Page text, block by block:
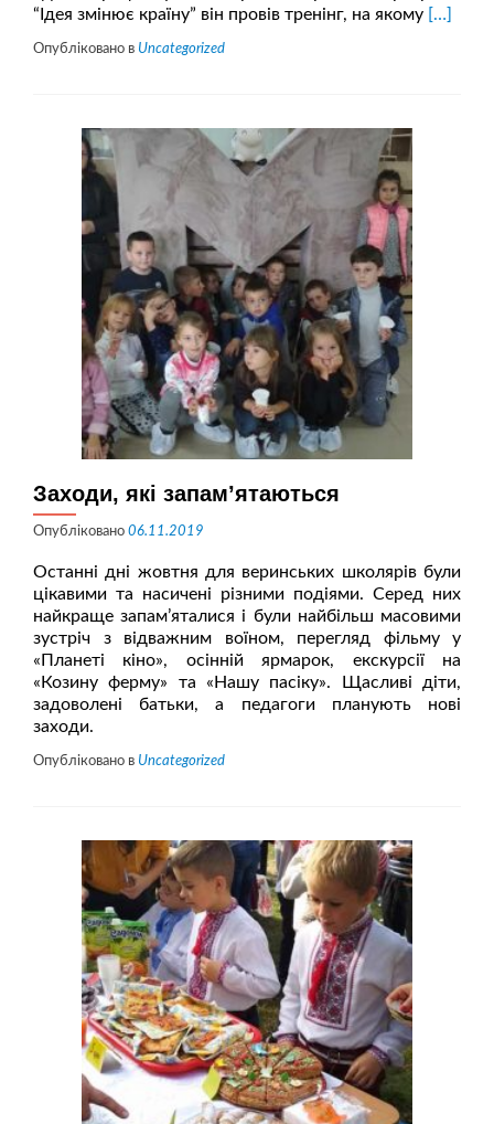
“Ідея змінює країну” він провів тренінг, на якому Читати
[…]
Опубліковано в Uncategorized
Заходи, які запам’ятаються
Опубліковано 06.11.2019
Останні дні жовтня для веринських школярів були
цікавими та насичені різними подіями. Серед них
найкраще запам’яталися і були найбільш масовими
зустріч з відважним воїном, перегляд фільму у
«Планеті кіно», осінній ярмарок, екскурсії на
«Козину ферму» та «Нашу пасіку». Щасливі діти,
задоволені батьки, а педагоги планують нові
заходи.
Опубліковано в Uncategorized